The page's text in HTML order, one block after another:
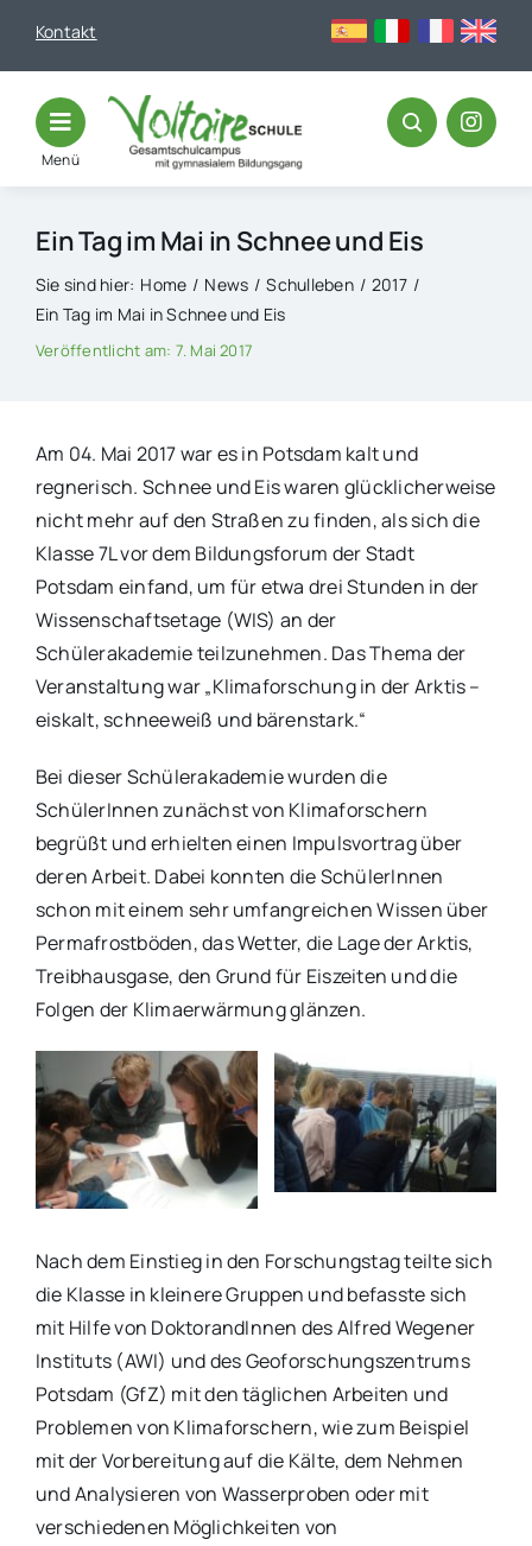
Kontakt
Menü
Ein Tag im Mai in Schnee und Eis
Sie sind hier: Home News Schulleben
2017
Ein Tag im Mai in Schnee und Eis
Veröffentlicht am: 7. Mai 2017
Am 04. Mai 2017 war es in Potsdam kalt und
regnerisch. Schnee und Eis waren glücklicherweise
nicht mehr auf den Straßen zu finden, als sich die
Klasse 7L vor dem Bildungsforum der Stadt
Potsdam einfand, um für etwa drei Stunden in der
Wissenschaftsetage (WIS) an der
Schülerakademie teilzunehmen. Das Thema der
Veranstaltung war „Klimaforschung in der Arktis –
eiskalt, schneeweiß und bärenstark.“
Bei dieser Schülerakademie wurden die
SchülerInnen zunächst von Klimaforschern
begrüßt und erhielten einen Impulsvortrag über
deren Arbeit. Dabei konnten die SchülerInnen
schon mit einem sehr umfangreichen Wissen über
Permafrostböden, das Wetter, die Lage der Arktis,
Treibhausgase, den Grund für Eiszeiten und die
Folgen der Klimaerwärmung glänzen.
Nach dem Einstieg in den Forschungstag teilte sich
die Klasse in kleinere Gruppen und befasste sich
mit Hilfe von DoktorandInnen des Alfred Wegener
Instituts (AWI) und des Geoforschungszentrums
Potsdam (GfZ) mit den täglichen Arbeiten und
Problemen von Klimaforschern, wie zum Beispiel
mit der Vorbereitung auf die Kälte, dem Nehmen
und Analysieren von Wasserproben oder mit
verschiedenen Möglichkeiten von